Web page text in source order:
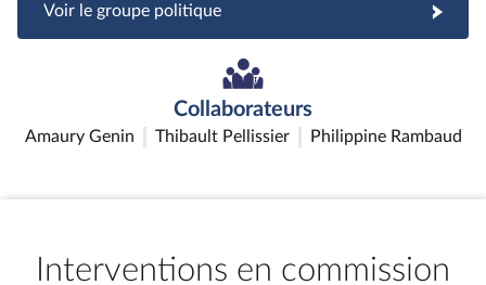
Voir le groupe politique
Collaborateurs
Amaury Genin Thibault Pellissier Philippine Rambaud
Interventions en commission